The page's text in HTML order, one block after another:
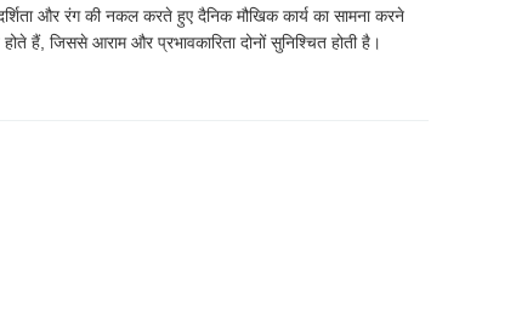
और रंग की नकल करते हुए दैनिक मौखिक कार्य का सामना करने
हैं, जिससे आराम और प्रभावकारिता दोनों सुनिश्चित होती है।